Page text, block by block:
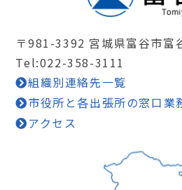
〒981-3392 宮城県富谷市富
Tel:022-358-3111
組織別連絡先一覧
市役所と各出張所の窓口業
アクセス